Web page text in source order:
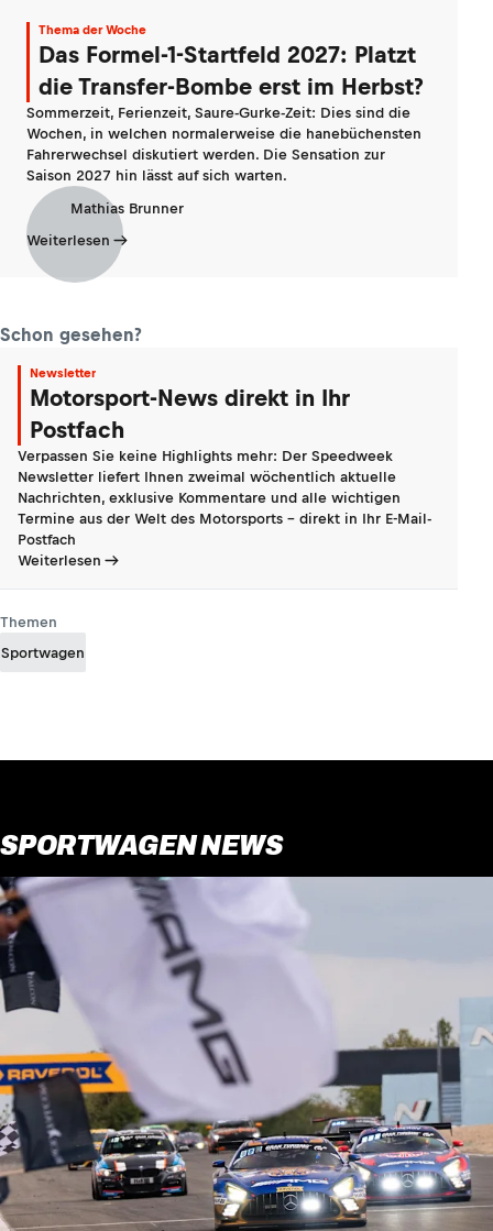
Thema der Woche
Das Formel-1-Startfeld 2027: Platzt
die Transfer-Bombe erst im Herbst?
Sommerzeit, Ferienzeit, Saure-Gurke-Zeit: Dies sind die
Wochen, in welchen normalerweise die hanebüchensten
Fahrerwechsel diskutiert werden. Die Sensation zur
Saison 2027 hin lässt auf sich warten.
Mathias Brunner
Weiterlesen
Schon gesehen?
Newsletter
Motorsport-News direkt in Ihr
Postfach
Verpassen Sie keine Highlights mehr: Der Speedweek
Newsletter liefert Ihnen zweimal wöchentlich aktuelle
Nachrichten, exklusive Kommentare und alle wichtigen
Termine aus der Welt des Motorsports - direkt in Ihr E-Mail-
Postfach
Weiterlesen
Themen
Sportwagen
SPORTWAGEN NEWS